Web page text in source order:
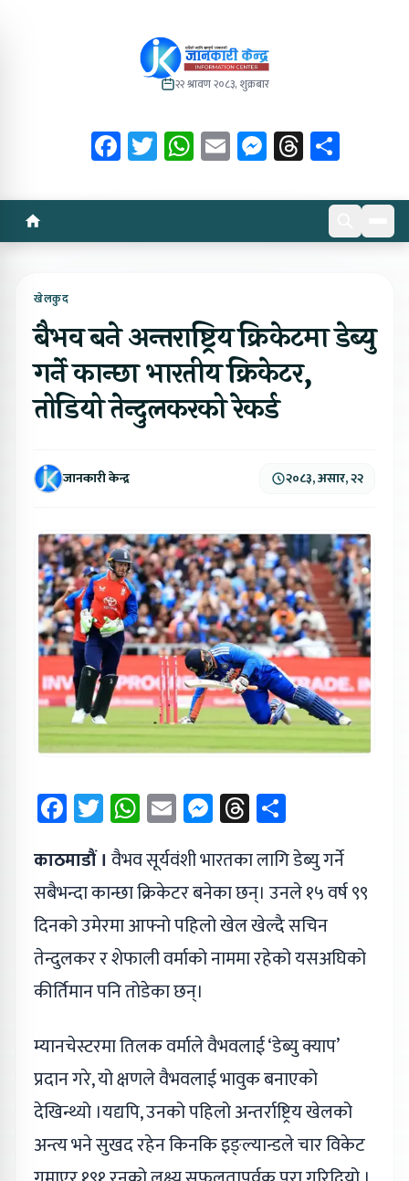
२२ श्रावण २०८३, शुक्रबार
Facebook
Twitter
WhatsApp
EmailMessenger
Threads
खेलकुद
बैभव बने अन्तराष्ट्रिय क्रिकेटमा डेब्यु
गर्ने कान्छा भारतीय क्रिकेटर,
तोडियो तेन्दुलकरको रेकर्ड
जानकारी केन्द्र २०८३, असार, २२
Facebook
Twitter
WhatsApp
EmailMessenger
Threads
काठमाडौं । वैभव सूर्यवंशी भारतका लागि डेब्यु गर्ने
सबैभन्दा कान्छा क्रिकेटर बनेका छन्। उनले १५ वर्ष ९९
दिनको उमेरमा आफ्नो पहिलो खेल खेल्दै सचिन
तेन्दुलकर र शेफाली वर्माको नाममा रहेको यसअघिको
कीर्तिमान पनि तोडेका छन्।
म्यानचेस्टरमा तिलक वर्माले वैभवलाई ‘डेब्यु क्याप’
प्रदान गरे, यो क्षणले वैभवलाई भावुक बनाएको
देखिन्थ्यो ।यद्यपि, उनको पहिलो अन्तर्राष्ट्रिय खेलको
अन्त्य भने सुखद रहेन किनकि इङ्ल्यान्डले चार विकेट